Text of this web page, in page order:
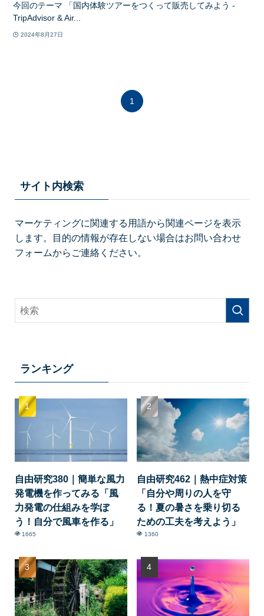
今回のテーマ 「国内体験ツアーをつくって販売してみよう -
TripAdvisor & Air...
2024年8月27日
1
サイト内検索
マーケティングに関連する用語から関連ページを表示
します。目的の情報が存在しない場合はお問い合わせ
フォームからご連絡ください。
ランキング
自由研究380｜簡単な風力
発電機を作ってみる「風
力発電の仕組みを学ぼ
う！自分で風車を作る」
1665
自由研究462｜熱中症対策
「自分や周りの人を守
る！夏の暑さを乗り切る
ための工夫を考えよう」
1360